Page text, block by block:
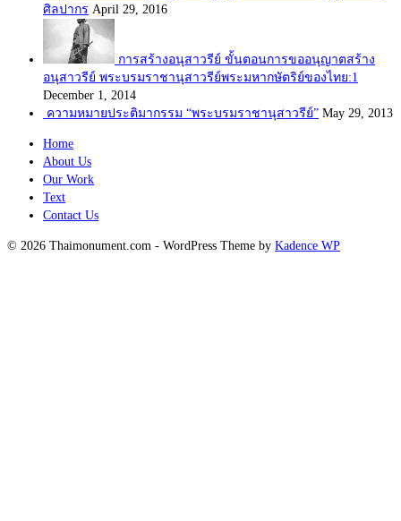
ศิลปากร April 29, 2016
การสร้างอนุสาวรีย์ ขั้นตอนการขออนุญาตสร้าง
อนุสาวรีย์ พระบรมราชานุสาวรีย์พระมหากษัตริย์ของไทย:1
December 1, 2014
ความหมายประติมากรรม “พระบรมราชานุสาวรีย์” May 29, 2013
Home
About Us
Our Work
Text
Contact Us
© 2026 Thaimonument.com - WordPress Theme by Kadence WP